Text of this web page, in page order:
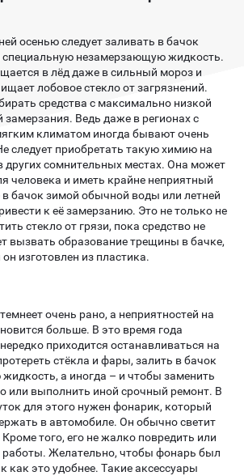
осенью следует заливать в бачок
незамерзающую жидкость.
в лёд даже в сильный мороз и
лобовое стекло от загрязнений.
средства с максимально низкой
замерзания. Ведь даже в регионах с
климатом иногда бывают очень
следует приобретать такую химию на
других сомнительных местах. Она может
человека и иметь крайне неприятный
в бачок зимой обычной воды или летней
к её замерзанию. Это не только не
стекло от грязи, пока средство не
вызвать образование трещины в бачке,
он изготовлен из пластика.
очень рано, а неприятностей на
больше. В это время года
приходится останавливаться на
стёкла и фары, залить в бачок
а иногда – и чтобы заменить
или выполнить иной срочный ремонт. В
для этого нужен фонарик, который
в автомобиле. Он обычно светит
того, его не жалко повредить или
работы. Желательно, чтобы фонарь был
как это удобнее. Такие аксессуары